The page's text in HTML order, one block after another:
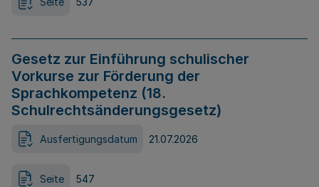
Gesetz zur Einführung schulischer
Vorkurse zur Förderung der
Sprachkompetenz (18.
Schulrechtsänderungsgesetz)
Ausfertigungsdatum 21.07.2026
Seite 547